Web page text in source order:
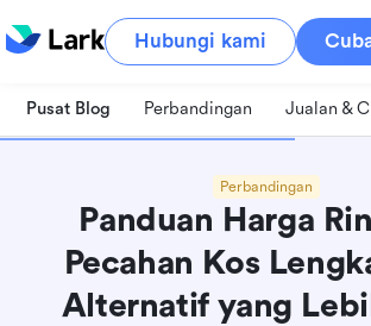
Hubungi kami
Pusat Blog Perbandingan Jualan &
Perbandingan
Panduan Harga
Pecahan Kos
Alternatif yang